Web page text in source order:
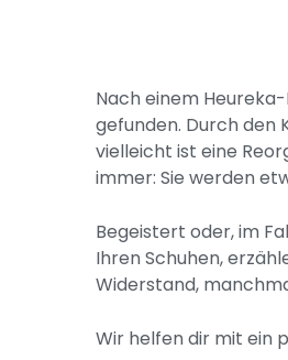
Nach einem
gefunden. Durch den
vielleicht ist eine
immer: Sie werden
Begeistert oder, im
Ihren Schuhen,
Widerstand,
Wir helfen dir mit ein